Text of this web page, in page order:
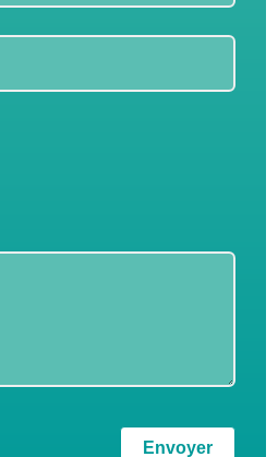
Envoyer